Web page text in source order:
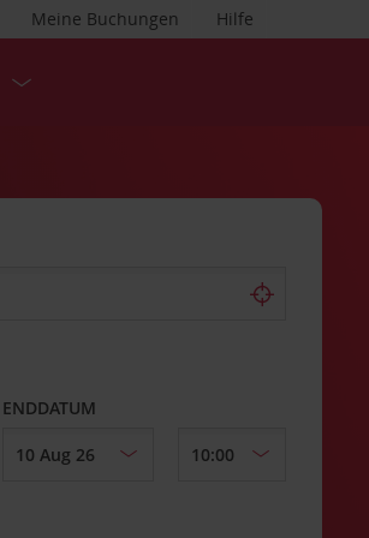
Hilfe
Meine Buchungen
ENDDATUM